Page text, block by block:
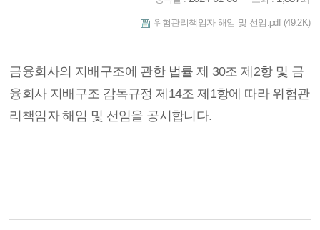
위험관리책임자 해임 및 선임.pdf(49.2K)
금융회사의 지배구조에 관한 법률 제 30조 제2항 및 금
융회사 지배구조 감독규정 제14조 제1항에 따라 위험관
리책임자 해임 및 선임을 공시합니다.